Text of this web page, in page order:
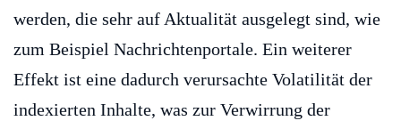
werden, die sehr auf Aktualität ausgelegt sind, wie
zum Beispiel Nachrichtenportale. Ein weiterer
Effekt ist eine dadurch verursachte Volatilität der
indexierten Inhalte, was zur Verwirrung der